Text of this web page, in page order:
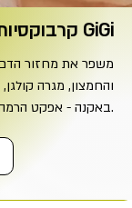
קרבוקסיותרפיה GiGi
והחמצון, מגרה
באקנה - אפקט הרמה מיידי.